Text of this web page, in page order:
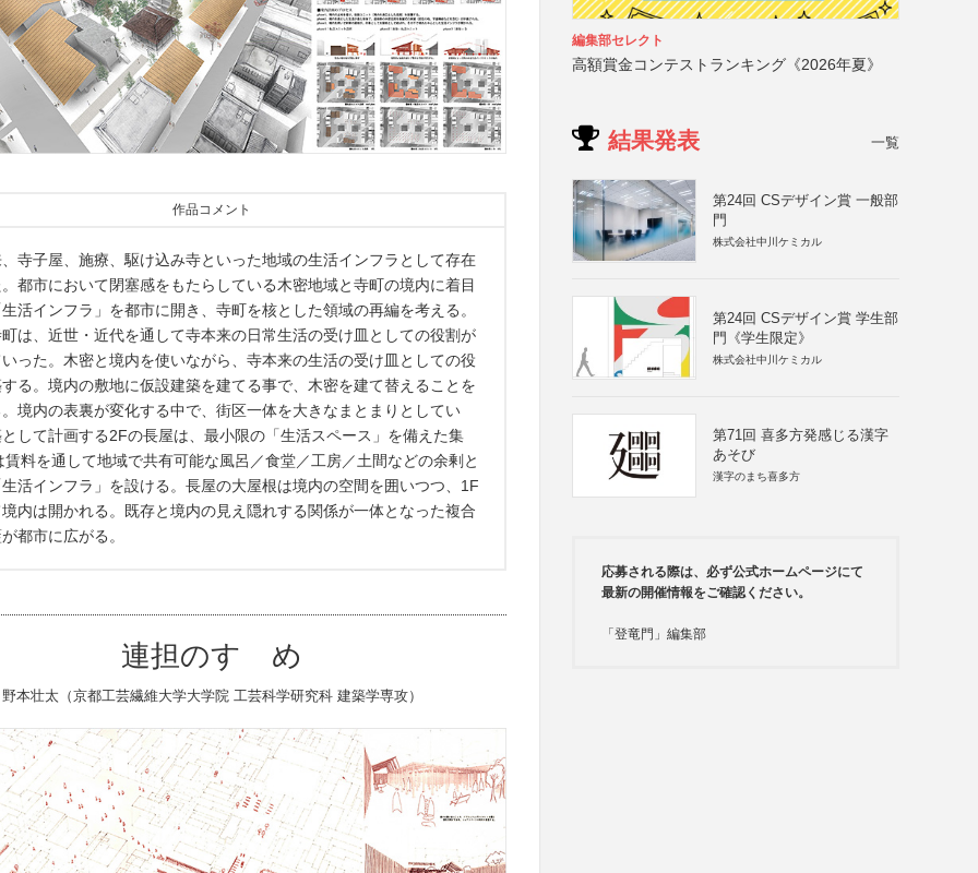
作品コメント
寺子屋、施療、駆け込み寺といった地域の生活インフラとして存在
都市において閉塞感をもたらしている木密地域と寺町の境内に着目
活インフラ」を都市に開き、寺町を核とした領域の再編を考える。
は、近世・近代を通して寺本来の日常生活の受け皿としての役割が
った。木密と境内を使いながら、寺本来の生活の受け皿としての役
る。境内の敷地に仮設建築を建てる事で、木密を建て替えることを
境内の表裏が変化する中で、街区一体を大きなまとまりとしてい
して計画する2Fの長屋は、最小限の「生活スペース」を備えた集
賃料を通して地域で共有可能な風呂／食堂／工房／土間などの余剰と
活インフラ」を設ける。長屋の大屋根は境内の空間を囲いつつ、1F
内は開かれる。既存と境内の見え隠れする関係が一体となった複合
都市に広がる。
連担のすゝめ
野本壮太（京都工芸繊維大学大学院 工芸科学研究科 建築学専攻）
編集部セレクト
高額賞金コンテストランキング《2026年夏》
結果発表 一覧
第24回 CSデザイン賞 一般部
門
株式会社中川ケミカル
第24回 CSデザイン賞 学生部
門《学生限定》
株式会社中川ケミカル
第71回 喜多方発感じる漢字
あそび
漢字のまち喜多方
応募される際は、必ず公式ホームページにて
最新の開催情報をご確認ください。
「登竜門」編集部